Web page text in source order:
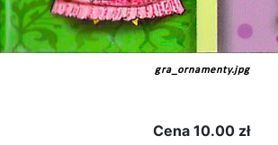
gra_ornamenty.jpg
Cena 10.00 zł